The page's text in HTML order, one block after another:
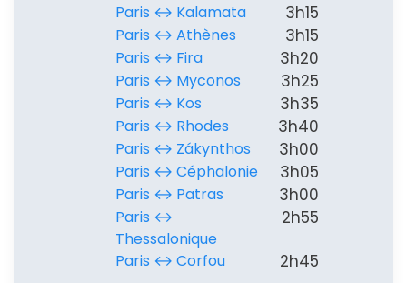
Paris ↔︎ Kalamata
3h15
Paris ↔︎ Athènes 3h15
Paris ↔︎ Fira 3h20
Paris ↔︎ Myconos 3h25
Paris ↔︎ Kos 3h35
Paris ↔︎ Rhodes 3h40
Paris ↔︎ Zákynthos 3h00
Paris ↔︎ Céphalonie 3h05
Paris ↔︎ Patras 3h00
Paris ↔︎
Thessalonique
2h55
Paris ↔︎ Corfou 2h45